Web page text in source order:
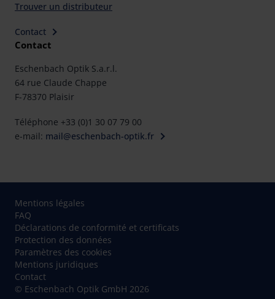
Trouver un distributeur
Contact
Contact
Eschenbach Optik S.a.r.l.
64 rue Claude Chappe
F-78370 Plaisir
Téléphone +33 (0)1 30 07 79 00
e-mail: mail@eschenbach-optik.fr
© Eschenbach Optik GmbH 2026
Mentions légales
FAQ
Déclarations de conformité et certificats
Protection des données
Paramètres des cookies
Mentions juridiques
Contact